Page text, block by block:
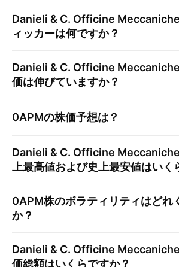
Danieli & C. Officine
ィッカーは何ですか？
Danieli & C. Officine
価は伸びていますか？
0APMの株価予想は？
Danieli & C. Officine
上最高値および史上最安値はいく
0APM株のボラティリティはどれ
か？
Danieli & C. Officine
価総額はいくらですか？